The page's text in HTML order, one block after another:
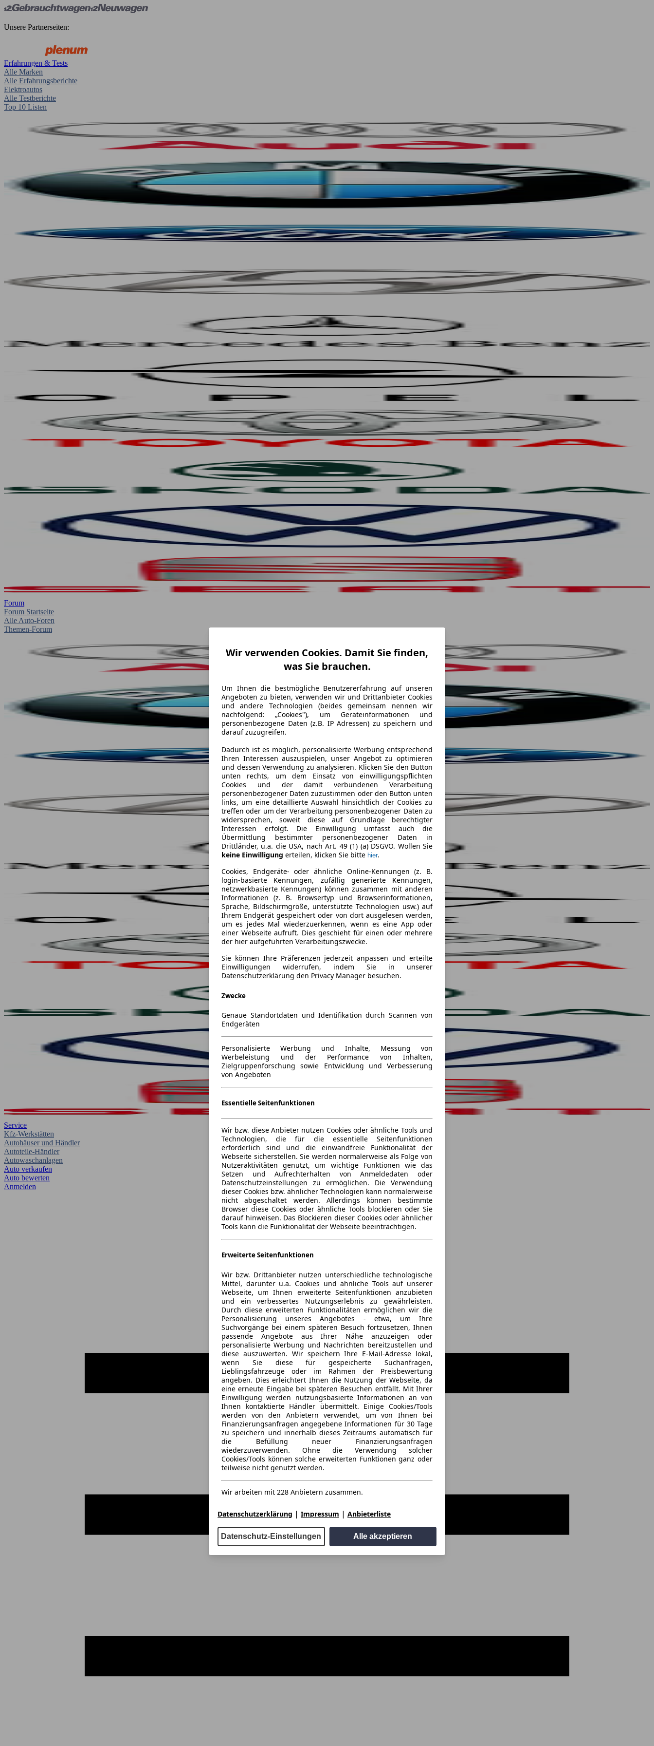
Unsere Partnerseiten:
Erfahrungen & Tests
Alle Marken
Alle Erfahrungsberichte
Elektroautos
Alle Testberichte
Top 10 Listen
Forum
Forum Startseite
Alle Auto-Foren
Themen-Forum
Service
Kfz-Werkstätten
Autohäuser und Händler
Autoteile-Händler
Autowaschanlagen
Auto verkaufen
Auto bewerten
Anmelden
Wir verwenden Cookies. Damit Sie finden,
was Sie brauchen.
Um Ihnen die bestmögliche Benutzererfahrung auf unseren
Angeboten zu bieten, verwenden wir und Drittanbieter Cookies
und andere Technologien (beides gemeinsam nennen wir
nachfolgend: „Cookies"), um Geräteinformationen und
personenbezogene Daten (z.B. IP Adressen) zu speichern und
darauf zuzugreifen.
Dadurch ist es möglich, personalisierte Werbung entsprechend
Ihren Interessen auszuspielen, unser Angebot zu optimieren
und dessen Verwendung zu analysieren. Klicken Sie den Button
unten rechts, um dem Einsatz von einwilligungspflichten
Cookies und der damit verbundenen Verarbeitung
personenbezogener Daten zuzustimmen oder den Button unten
links, um eine detaillierte Auswahl hinsichtlich der Cookies zu
treffen oder um der Verarbeitung personenbezogener Daten zu
widersprechen, soweit diese auf Grundlage berechtigter
Interessen erfolgt. Die Einwilligung umfasst auch die
Übermittlung bestimmter personenbezogener Daten in
Drittländer, u.a. die USA, nach Art. 49 (1) (a) DSGVO. Wollen Sie
keine Einwilligung erteilen, klicken Sie bitte hier.
Cookies, Endgeräte- oder ähnliche Online-Kennungen (z. B.
login-basierte Kennungen, zufällig generierte Kennungen,
netzwerkbasierte Kennungen) können zusammen mit anderen
Informationen (z. B. Browsertyp und Browserinformationen,
Sprache, Bildschirmgröße, unterstützte Technologien usw.) auf
Ihrem Endgerät gespeichert oder von dort ausgelesen werden,
um es jedes Mal wiederzuerkennen, wenn es eine App oder
einer Webseite aufruft. Dies geschieht für einen oder mehrere
der hier aufgeführten Verarbeitungszwecke.
Sie können Ihre Präferenzen jederzeit anpassen und erteilte
Einwilligungen widerrufen, indem Sie in unserer
Datenschutzerklärung den Privacy Manager besuchen.
Zwecke
Genaue Standortdaten und Identifikation durch Scannen von
Endgeräten
Personalisierte Werbung und Inhalte, Messung von
Werbeleistung und der Performance von Inhalten,
Zielgruppenforschung sowie Entwicklung und Verbesserung
von Angeboten
Essentielle Seitenfunktionen
Wir bzw. diese Anbieter nutzen Cookies oder ähnliche Tools und
Technologien, die für die essentielle Seitenfunktionen
erforderlich sind und die einwandfreie Funktionalität der
Webseite sicherstellen. Sie werden normalerweise als Folge von
Nutzeraktivitäten genutzt, um wichtige Funktionen wie das
Setzen und Aufrechterhalten von Anmeldedaten oder
Datenschutzeinstellungen zu ermöglichen. Die Verwendung
dieser Cookies bzw. ähnlicher Technologien kann normalerweise
nicht abgeschaltet werden. Allerdings können bestimmte
Browser diese Cookies oder ähnliche Tools blockieren oder Sie
darauf hinweisen. Das Blockieren dieser Cookies oder ähnlicher
Tools kann die Funktionalität der Webseite beeinträchtigen.
Erweiterte Seitenfunktionen
Wir bzw. Drittanbieter nutzen unterschiedliche technologische
Mittel, darunter u.a. Cookies und ähnliche Tools auf unserer
Webseite, um Ihnen erweiterte Seitenfunktionen anzubieten
und ein verbessertes Nutzungserlebnis zu gewährleisten.
Durch diese erweiterten Funktionalitäten ermöglichen wir die
Personalisierung unseres Angebotes - etwa, um Ihre
Suchvorgänge bei einem späteren Besuch fortzusetzen, Ihnen
passende Angebote aus Ihrer Nähe anzuzeigen oder
personalisierte Werbung und Nachrichten bereitzustellen und
diese auszuwerten. Wir speichern Ihre E-Mail-Adresse lokal,
wenn Sie diese für gespeicherte Suchanfragen,
Lieblingsfahrzeuge oder im Rahmen der Preisbewertung
angeben. Dies erleichtert Ihnen die Nutzung der Webseite, da
eine erneute Eingabe bei späteren Besuchen entfällt. Mit Ihrer
Einwilligung werden nutzungsbasierte Informationen an von
Ihnen kontaktierte Händler übermittelt. Einige Cookies/Tools
werden von den Anbietern verwendet, um von Ihnen bei
Finanzierungsanfragen angegebene Informationen für 30 Tage
zu speichern und innerhalb dieses Zeitraums automatisch für
die Befüllung neuer Finanzierungsanfragen
wiederzuverwenden. Ohne die Verwendung solcher
Cookies/Tools können solche erweiterten Funktionen ganz oder
teilweise nicht genutzt werden.
Wir arbeiten mit 228 Anbietern zusammen.
Datenschutzerklärung | Impressum | Anbieterliste
Datenschutz-Einstellungen Alle akzeptieren